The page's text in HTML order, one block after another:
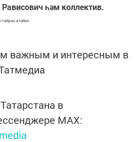
һәм коллектив.
итәбез
важным и интересным в
в
MАХ: